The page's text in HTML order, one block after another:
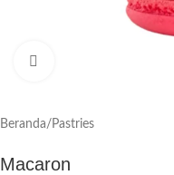
Beranda/ Pastries
Macaron